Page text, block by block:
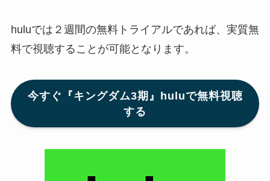
huluでは２週間の無料トライアルであれば、実質無
料で視聴することが可能となります。
今すぐ『キングダム3期』huluで無料視聴
する